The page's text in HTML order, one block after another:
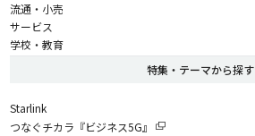
流通・小売
サービス
学校・教育
特集・テーマから探す
Starlink
つなぐチカラ『ビジネス5G』